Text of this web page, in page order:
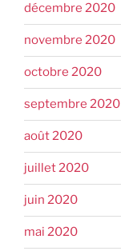
décembre 2020
novembre 2020
octobre 2020
septembre 2020
août 2020
juillet 2020
juin 2020
mai 2020